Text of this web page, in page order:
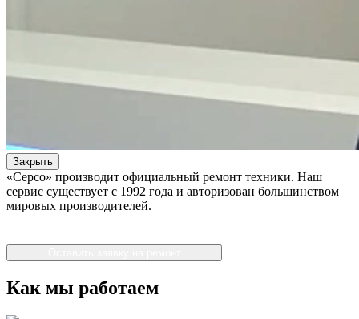
Закрыть
«Серсо» производит официальный ремонт техники. Наш
сервис существует с 1992 года и авторизован большинством
мировых производителей.
Как мы работаем